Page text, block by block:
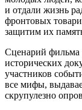
и отдали жизнь
фронтовых
защитим их
Сценарий фильма
исторических
участников
все мифы,
скрупулезно